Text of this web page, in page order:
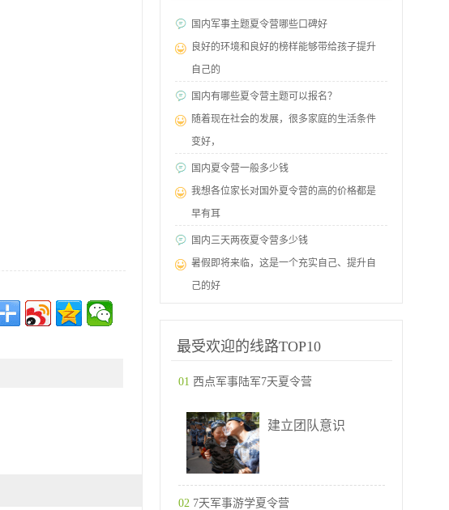
国内军事主题夏令营哪些口碑好
良好的环境和良好的榜样能够带给孩子提升
自己的
国内有哪些夏令营主题可以报名？
随着现在社会的发展，很多家庭的生活条件
变好，
国内夏令营一般多少钱
我想各位家长对国外夏令营的高的价格都是
早有耳
国内三天两夜夏令营多少钱
暑假即将来临，这是一个充实自己、提升自
己的好
最受欢迎的线路TOP10
01 西点军事陆军7天夏令营
建立团队意识
02 7天军事游学夏令营